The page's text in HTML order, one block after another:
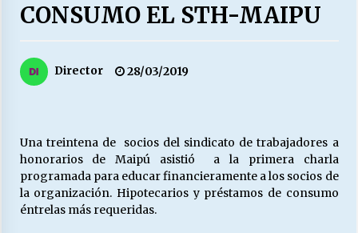
“ORGULLOSOS DE SER DC” SALUDA EL
Escuela hospitalaria El Carmen de Maipu.
25/06/2026
CONSUMO EL STH-MAIPU
Director 28/03/2019
Una treintena de socios del sindicato de trabajadores a
honorarios de Maipú asistió a la primera charla
programada para educar financieramente a los socios de
la organización. Hipotecarios y préstamos de consumo
éntrelas más requeridas.